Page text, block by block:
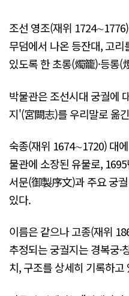
조선 영조(재위
무덤에서 나온 등잔대, 고
있도록 한 초롱(燭籠)·등롱
박물관은 조선시대 궁궐에
지'(宮闕志)를 우리말로 옮
숙종(재위 1674∼1720) 대
물관에 소장된 유물로,
서문(御製序文)과 주요 궁
있다.
이름은 같으나 고종(재위
추정되는 궁궐지는 경복궁·
치, 구조를 상세히 기록하